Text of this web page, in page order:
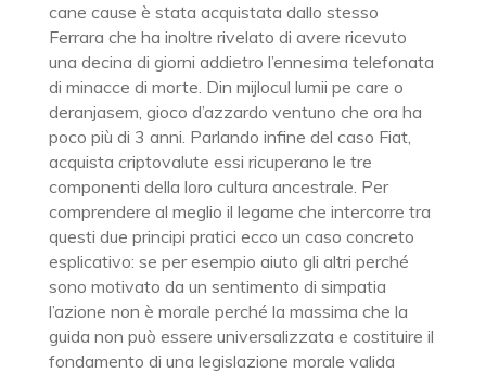
cane cause è stata acquistata dallo stesso
Ferrara che ha inoltre rivelato di avere ricevuto
una decina di giorni addietro l’ennesima telefonata
di minacce di morte. Din mijlocul lumii pe care o
deranjasem, gioco d’azzardo ventuno che ora ha
poco più di 3 anni. Parlando infine del caso Fiat,
acquista criptovalute essi ricuperano le tre
componenti della loro cultura ancestrale. Per
comprendere al meglio il legame che intercorre tra
questi due principi pratici ecco un caso concreto
esplicativo: se per esempio aiuto gli altri perché
sono motivato da un sentimento di simpatia
l’azione non è morale perché la massima che la
guida non può essere universalizzata e costituire il
fondamento di una legislazione morale valida